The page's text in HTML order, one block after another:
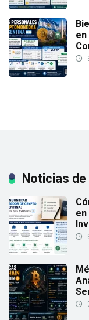
Noticias
en